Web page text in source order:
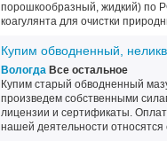
порошкообразный, жидкий) по
коагулянта для очистки
Купим обводненный,
Вологда Все остальное
Купим старый обводненный
произведем собственными
лицензии и сертификаты.
нашей деятельности относятся